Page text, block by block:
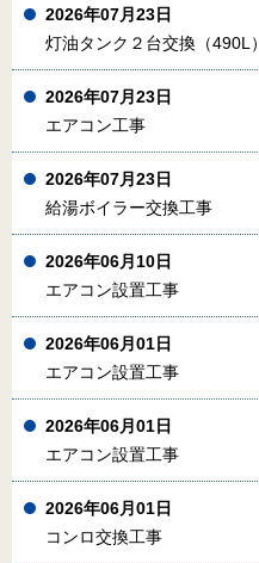
2026年07月23日
灯油タンク２台交換（490L）
2026年07月23日
エアコン工事
2026年07月23日
給湯ボイラー交換工事
2026年06月10日
エアコン設置工事
2026年06月01日
エアコン設置工事
2026年06月01日
エアコン設置工事
2026年06月01日
コンロ交換工事